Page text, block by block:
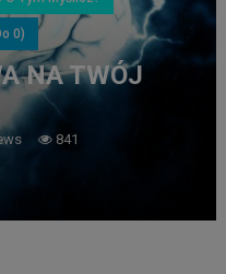
0)
NA TWÓJ
841